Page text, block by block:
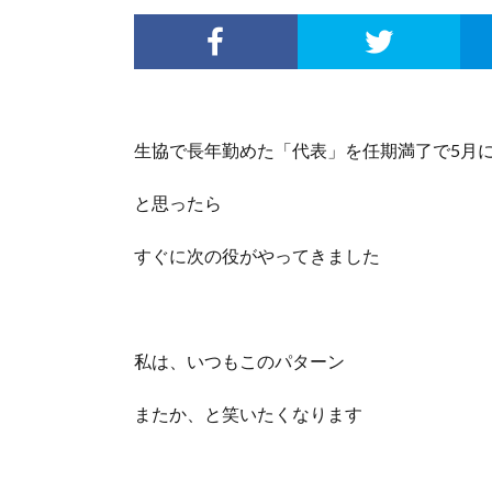
生協で長年勤めた「代表」を任期満了で5月
と思ったら
すぐに次の役がやってきました
私は、いつもこのパターン
またか、と笑いたくなります